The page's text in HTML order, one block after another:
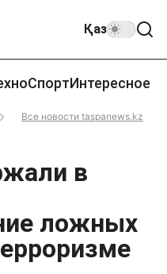
Қаз
СпортИнтересное
Все новости taspanews.kz
в
ложных